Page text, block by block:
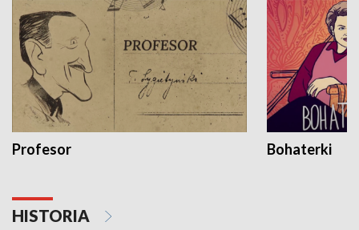
Profesor Bohaterki
HISTORIA